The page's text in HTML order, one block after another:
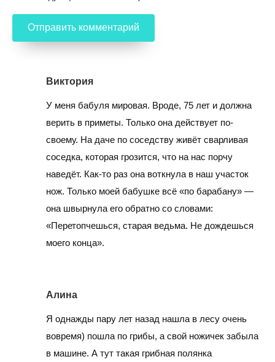
Виктория
У меня бабуля мировая. Вроде, 75 лет и должна
верить в приметы. Только она действует по-
своему. На даче по соседству живёт сварливая
соседка, которая грозится, что на нас порчу
наведёт. Как-то раз она воткнула в наш участок
нож. Только моей бабушке всё «по барабану» —
она швырнула его обратно со словами:
«Перетопчешься, старая ведьма. Не дождешься
моего конца».
Алина
Я однажды пару лет назад нашла в лесу очень
вовремя) пошла по грибы, а свой ножичек забыла
в машине. А тут такая грибная полянка